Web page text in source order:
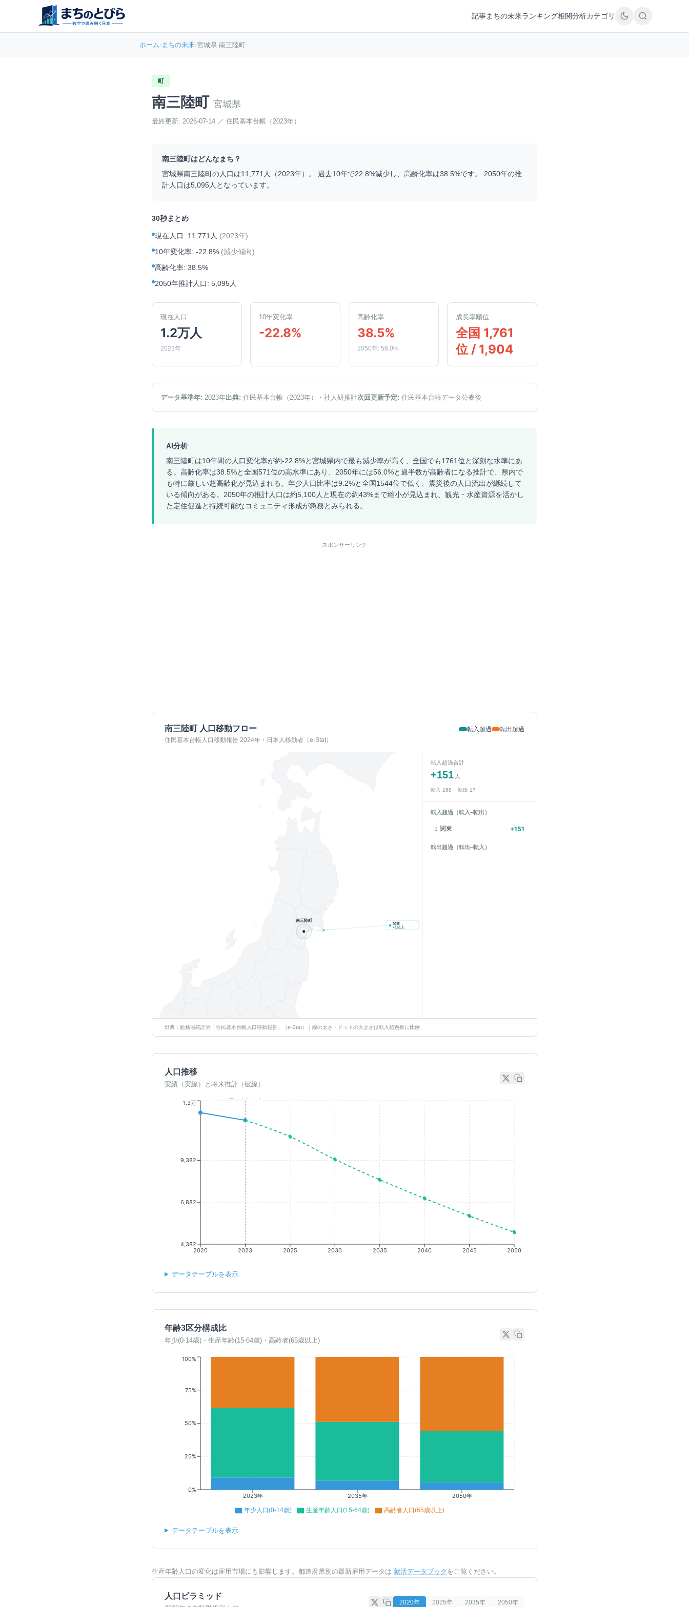
記事まちの未来ランキング相関分析カテゴリ
ホーム›まちの未来›宮城県 南三陸町
町
南三陸町 宮城県
最終更新: 2026-07-14 ／ 住民基本台帳（2023年）
南三陸町はどんなまち？
宮城県南三陸町の人口は11,771 人（2023年）。 過去10年で22.8%減少し、高齢化率は38.5%です。 2050年の推
計人口は5,095人となっています。
30秒まとめ
現在人口: 11,771人 (2023年)
10年変化率: -22.8% (減少傾向)
高齢化率: 38.5%
2050年推計人口: 5,095人
現在人口
1.2万人
2023年
10年変化率
-22.8%
高齢化率
38.5%
2050年: 56.0%
成長率順位
全国 1,761
位 / 1,904
データ基準年: 2023年出典: 住民基本台帳（2023年） ・社人研推計次回更新予定: 住民基本台帳データ公表後
AI分析
南三陸町は10年間の人口変化率が約-22.8%と宮城県内で最も減少率が高く、全国でも1761位と深刻な水準にあ
る。高齢化率は38.5%と全国571位の高水準にあり、2050年には56.0%と過半数が高齢者になる推計で、県内で
も特に厳しい超高齢化が見込まれる。年少人口比率は9.2%と全国1544位で低く、震災後の人口流出が継続して
いる傾向がある。2050年の推計人口は約5,100人と現在の約43%まで縮小が見込まれ、観光・水産資源を活かし
た定住促進と持続可能なコミュニティ形成が急務とみられる。
スポンサーリンク
南三陸町 人口移動フロー
住民基本台帳人口移動報告 2024年・日本人移動者（e-Stat）
転入超過 転出超過
南三陸町
関東
+151人
転入超過合計
+151 人
転入 168 − 転出 17
転入超過（転入−転出）
1 関東 +151
転出超過（転出−転入）
出典：総務省統計局「住民基本台帳人口移動報告」（e-Stat）｜線の太さ・ドットの大きさは転入超過数に比例
人口推移
実績（実線）と将来推計（破線）
2020 2023 2025 2030 2035 2040 2045 2050
4,382
6,882
9,382
1.3万
データテーブルを表示
年齢3区分構成比
年少(0-14歳)・生産年齢(15-64歳)・高齢者(65歳以上)
2023年 2035年 2050年
0%
25%
50%
75%
100%
年少人口(0-14歳) 生産年齢人口(15-64歳) 高齢者人口(65歳以上)
データテーブルを表示
生産年齢人口の変化は雇用市場にも影響します。都道府県別の最新雇用データは 就活データブック をご覧ください。
人口ピラミッド
2020年 2025年 2035年 2050年